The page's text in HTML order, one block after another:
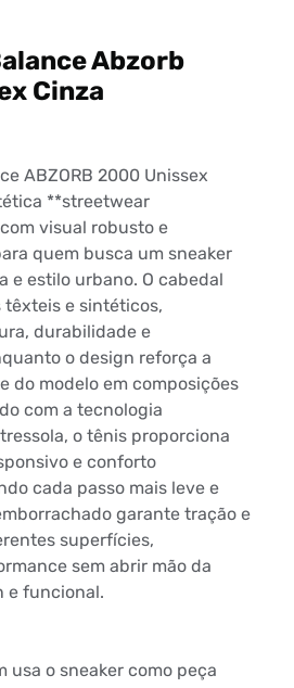
Abzorb
Cinza
ABZORB 2000 Unissex
**streetwear
visual robusto e
quem busca um sneaker
e estilo urbano. O cabedal
e sintéticos,
durabilidade e
o design reforça a
do modelo em composições
com a tecnologia
o tênis proporciona
e conforto
cada passo mais leve e
garante tração e
superfícies,
sem abrir mão da
e funcional.
usa o sneaker como peça